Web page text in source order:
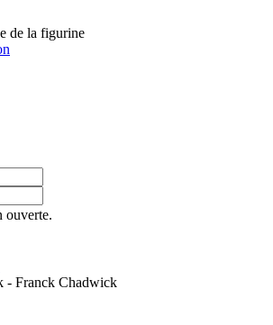
de la figurine
ouverte.
- Franck Chadwick